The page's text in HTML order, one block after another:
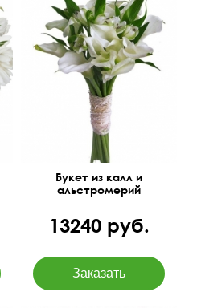
Букет из калл и
альстромерий
13240 руб.